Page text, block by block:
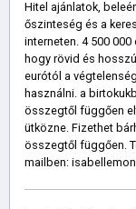
Hitel ajánlatok,
őszinteség és a
interneten. 4 500
hogy rövid és
eurótól a
használni. a
összegtől függően
ütközne. Fizethet
összegtől függően.
mailben: